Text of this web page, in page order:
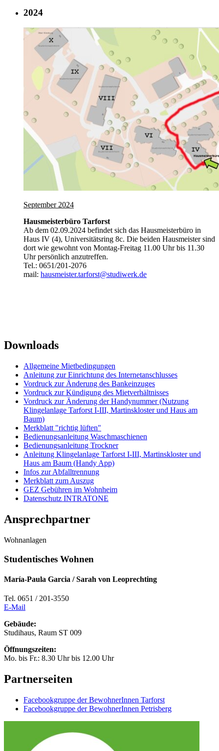
2024
September 2024
Hausmeisterbüro Tarforst
Ab dem 02.09.2024 befindet sich das Hausmeisterbüro in
Haus IV (4), Universitätsring 8c. Die beiden Hausmeister sind
dort wie gewohnt von Montag-Freitag 11.00 Uhr bis 11.30
Uhr persönlich anzutreffen.
Tel.: 0651/201-2076
mail: hausmeister.tarforst@studiwerk.de
Downloads
Allgemeine Mietbedingungen
Anleitung zur Einrichtung des Internetanschlusses
Vordruck zur Änderung des Bankeinzuges
Vordruck zur Kündigung des Mietverhältnisses
Vordruck zur Änderung der Handynummer (Nutzung
Klingelanlage Tarforst I-III, Martinskloster und Haus am
Baum)
Merkblatt "richtig lüften"
Bedienungsanleitung Waschmaschienen
Bedienungsanleitung Trockner
Anleitung Klingelanlage Tarforst I-III, Martinskloster und
Haus am Baum (Handy App)
Infos zur Abfalltrennung
Merkblatt zum Auszug
GEZ Gebühren im Wohnheim
Datenschutz INTRATONE
Ansprechpartner
Wohnanlagen
Studentisches Wohnen
María-Paula Garcia / Sarah von Leoprechting
Tel. 0651 / 201-3550
E-Mail
Gebäude:
Studihaus, Raum ST 009
Öffnungszeiten:
Mo. bis Fr.: 8.30 Uhr bis 12.00 Uhr
Partnerseiten
Facebookgruppe der BewohnerInnen Tarforst
Facebookgruppe der BewohnerInnen Petrisberg